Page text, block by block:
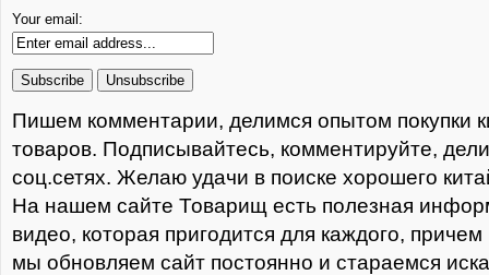
Your email:
Пишем комментарии, делимся опытом покупки
товаров. Подписывайтесь, комментируйте,
соц.сетях. Желаю удачи в поиске хорошего
На нашем сайте Товарищ есть полезная
видео, которая пригодится для каждого,
мы обновляем сайт постоянно и стараемся